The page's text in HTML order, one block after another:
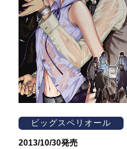
ビッグスペリオール
2013/10/30発売